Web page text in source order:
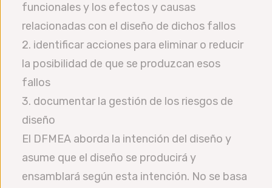
funcionales y los efectos y causas
relacionadas con el diseño de dichos fallos
2. identificar acciones para eliminar o reducir
la posibilidad de que se produzcan esos
fallos
3. documentar la gestión de los riesgos de
diseño
El DFMEA aborda la intención del diseño y
asume que el diseño se producirá y
ensamblará según esta intención. No se basa